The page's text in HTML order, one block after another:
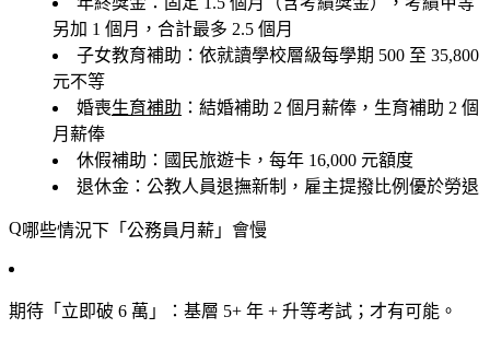
另加 1 個月，合計最多 2.5 個月
子女教育補助 ：依就讀學校層級每學期 500 至 35,800
元不等
婚喪生育補助 ：結婚補助 2 個月薪俸，生育補助 2 個
月薪俸
休假補助 ：國民旅遊卡，每年 16,000 元額度
退休金 ：公教人員退撫新制，雇主提撥比例優於勞退
哪些情況下「公務員月薪」會慢
期待「立即破 6 萬」 ：基層 5+ 年 + 升等考試；才有可能。